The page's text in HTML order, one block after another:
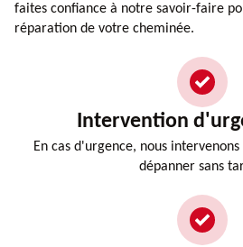
faites confiance à notre savoir-faire
réparation de votre cheminée.
Intervention
En cas d'urgence, nous
dépanner sans